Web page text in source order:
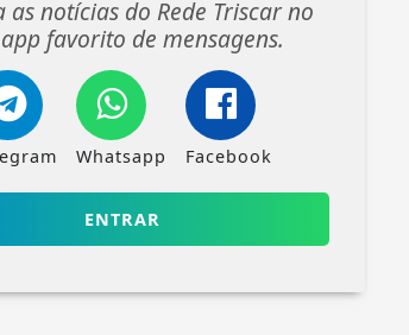
as notícias do Rede Triscar no
favorito de mensagens.
Whatsapp Facebook
ENTRAR